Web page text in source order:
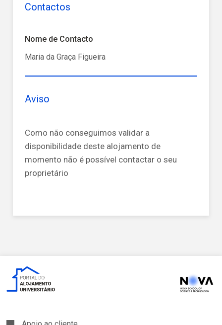
Contactos
Nome de Contacto
Maria da Graça Figueira
Aviso
Como não conseguimos validar a
disponibilidade deste alojamento de
momento não é possível contactar o seu
proprietário